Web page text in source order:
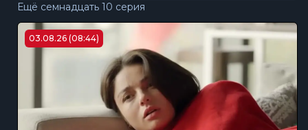
Ещё семнадцать 10 серия
03.08.26 (08:44)